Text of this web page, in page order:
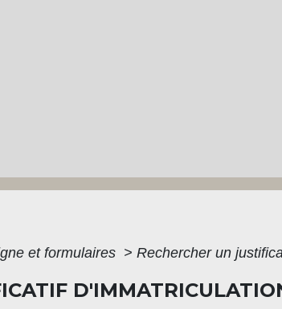
et formulaires > Rechercher un